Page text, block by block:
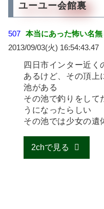
ユーユー会館裏
507 本当にあった怖い名無
2013/09/03(火) 16:54:43.47
四日市インター近
あるけど、その頂上
池がある
その池で釣りをして
うになったらしい
その池では少女の遺
2chで見る